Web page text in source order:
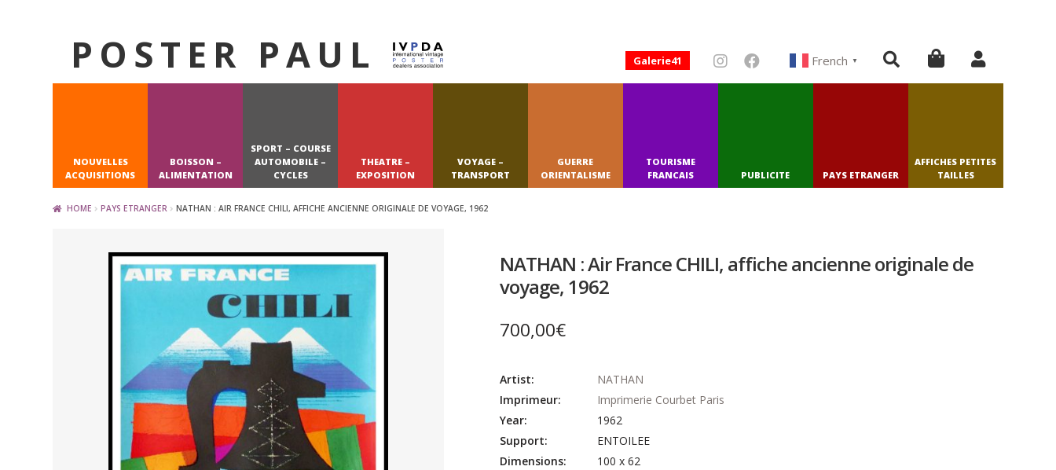
Skip
navigation
Skip
content
POSTER PAUL French ▼
Galerie41
NOUVELLES
ACQUISITIONS
BOISSON –
ALIMENTATION
SPORT – COURSE
AUTOMOBILE –
CYCLES
THEATRE –
EXPOSITION
VOYAGE –
TRANSPORT
GUERRE
ORIENTALISME
TOURISME
FRANCAIS
PUBLICITE PAYS ETRANGER
AFFICHES PETITES
TAILLES
HOME PAYS ETRANGER NATHAN : AIR FRANCE CHILI, AFFICHE ANCIENNE ORIGINALE DE VOYAGE, 1962
NATHAN : Air France CHILI, affiche ancienne originale de
voyage, 1962
700,00€
Artist:
NATHAN
Imprimeur:
Imprimerie Courbet Paris
Year:
1962
Support:
ENTOILEE
Dimensions:
100 x 62